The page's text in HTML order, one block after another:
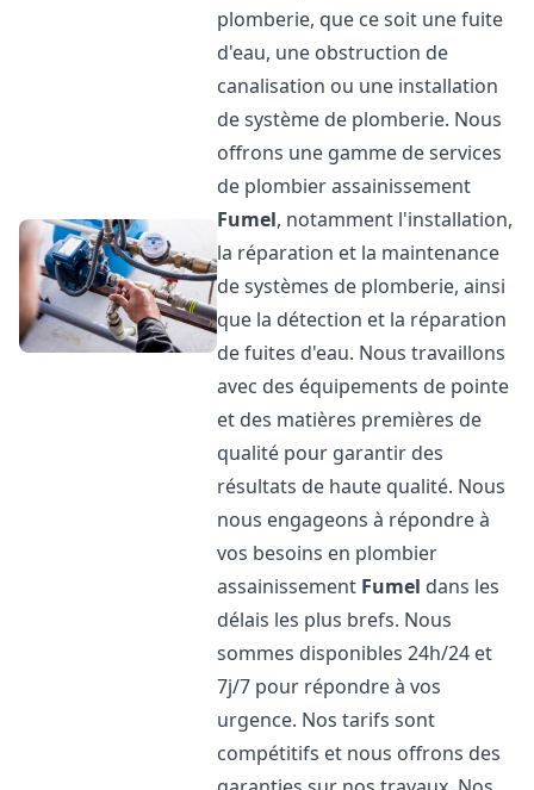
plomberie, que ce soit une fuite
d'eau, une obstruction de
canalisation ou une installation
de système de plomberie. Nous
offrons une gamme de services
de plombier assainissement
Fumel, notamment l'installation,
la réparation et la maintenance
de systèmes de plomberie, ainsi
que la détection et la réparation
de fuites d'eau. Nous travaillons
avec des équipements de pointe
et des matières premières de
qualité pour garantir des
résultats de haute qualité. Nous
nous engageons à répondre à
vos besoins en plombier
assainissement Fumel dans les
délais les plus brefs. Nous
sommes disponibles 24h/24 et
7j/7 pour répondre à vos
urgence. Nos tarifs sont
compétitifs et nous offrons des